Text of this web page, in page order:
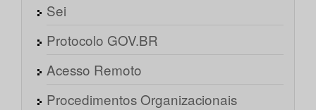
Sei
Protocolo GOV.BR
Acesso Remoto
Procedimentos Organizacionais